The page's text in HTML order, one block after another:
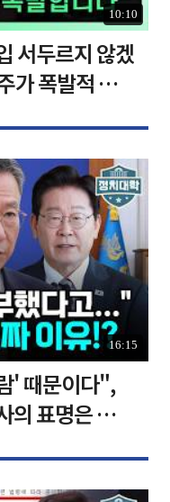
10:10
서두르지 않겠
16:15
' 때문이다",
표명은 이재